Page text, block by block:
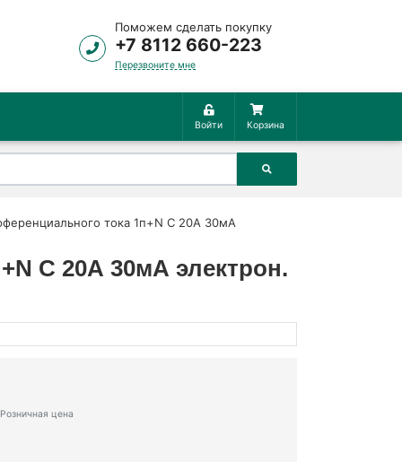
Поможем сделать покупку
+7 8112 660-223
Перезвоните мне
Войти Корзина
тока 1п+N C 20А 30мА
C 20А 30мА электрон.
Розничная цена